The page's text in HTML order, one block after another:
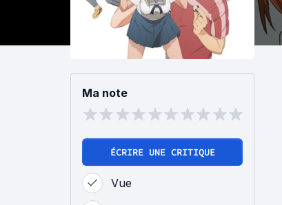
Ma note
ÉCRIRE UNE CRITIQUE
Vue